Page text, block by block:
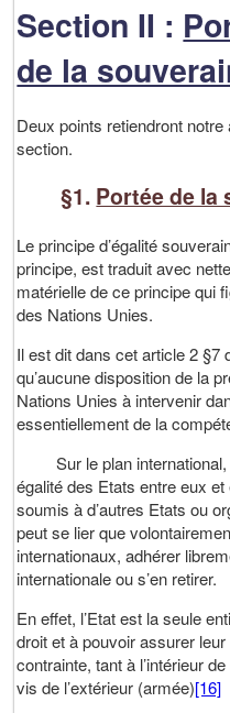
Section II :
de la
Deux points retiendront
section.
§1. Portée de la
Le principe d’égalité
principe, est traduit avec
matérielle de ce principe qui
des Nations Unies.
Il est dit dans cet article 2 §7
qu’aucune disposition de la
Nations Unies à intervenir
essentiellement de la
Sur le plan international,
égalité des Etats entre eux et
soumis à d’autres Etats ou
peut se lier que
internationaux, adhérer
internationale ou s’en retirer.
En effet, l’Etat est la seule
droit et à pouvoir assurer
contrainte, tant à l’intérieur
vis de l’extérieur (armée)[16]